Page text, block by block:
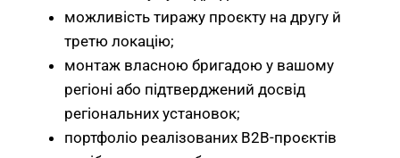
можливість тиражу проєкту на другу й
третю локацію;
монтаж власною бригадою у вашому
регіоні або підтверджений досвід
регіональних установок;
портфоліо реалізованих B2B-проєктів